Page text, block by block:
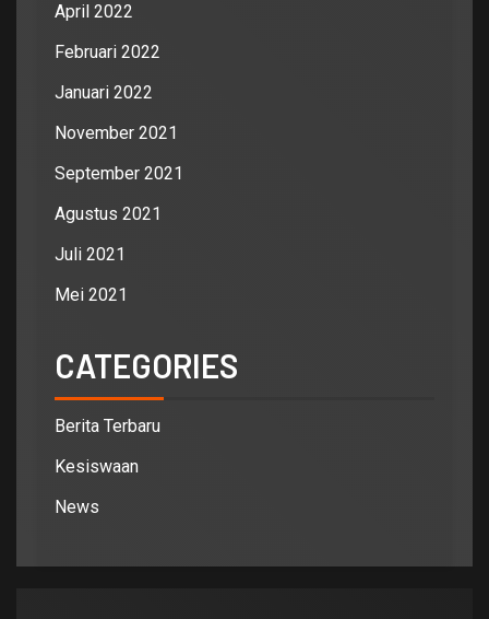
April 2022
Februari 2022
Januari 2022
November 2021
September 2021
Agustus 2021
Juli 2021
Mei 2021
CATEGORIES
Berita Terbaru
Kesiswaan
News